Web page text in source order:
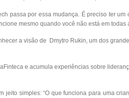
passa por essa mudança. É preciso ter
mesmo quando você não está em todas
a visão de Dmytro Rukin, um dos
e acumula experiências sobre
jeito simples: “O que funciona para uma